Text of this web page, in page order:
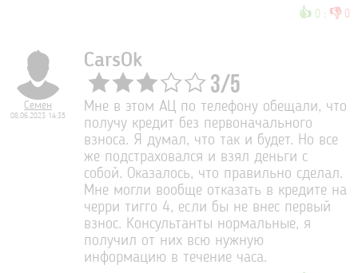
👍 0 : 👎 0
Семен
08.06.2023 14:35
CarsOk
3/5
Мне в этом АЦ по телефону обещали, что
получу кредит без первоначального
взноса. Я думал, что так и будет. Но все
же подстраховался и взял деньги с
собой. Оказалось, что правильно сделал.
Мне могли вообще отказать в кредите на
черри тигго 4, если бы не внес первый
взнос. Консультанты нормальные, я
получил от них всю нужную
информацию в течение часа.